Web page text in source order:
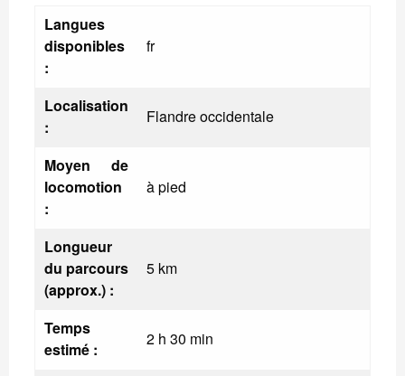
Langues
disponibles
:
fr
Localisation
:
Flandre occidentale
Moyen de
locomotion
:
à pied
Longueur
du parcours
(approx.) :
5 km
Temps
estimé :
2 h 30 min